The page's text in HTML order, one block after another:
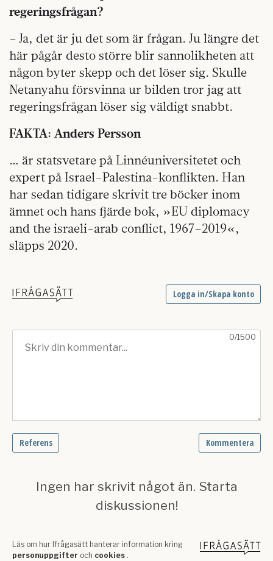
regeringsfrågan?
– Ja, det är ju det som är frågan. Ju längre det
här pågår desto större blir sannolikheten att
någon byter skepp och det löser sig. Skulle
Netanyahu försvinna ur bilden tror jag att
regeringsfrågan löser sig väldigt snabbt.
FAKTA: Anders Persson
… är statsvetare på Linnéuniversitetet och
expert på Israel–Palestina-konflikten. Han
har sedan tidigare skrivit tre böcker inom
ämnet och hans fjärde bok, »EU diplomacy
and the israeli-arab conflict, 1967–2019«,
släpps 2020.